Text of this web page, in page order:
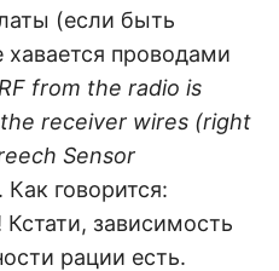
(если быть
проводами
from the radio is
receiver wires (right
Sensor
Как говорится:
Кстати, зависимость
рации есть.